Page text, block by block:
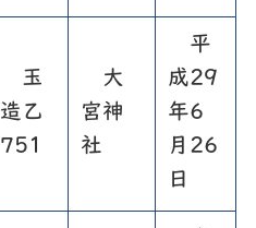
玉
造乙
751
大
宮神
社
平
成29
年6
月26
日